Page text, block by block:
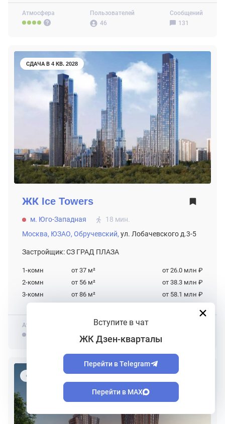
Атмосфера
Пользователей
46
Сообщений
131
СДАЧА В 4 КВ. 2028
Атмосфера Пользователей
ЖК Ice Towers
м. Юго-Западная
18 мин.
Москва, ЮЗАО, Обручевский, ул. Лобачевского д.3-5
Застройщик: СЗ ГРАД ПЛАЗА
1-комн от 37 м²
от 26.0 млн ₽
2-комн
от 56 м²
от 38.3 млн ₽
3-комн
от 86 м² от 58.1 млн ₽
СДАЧА В 4 КВ. 2029
Вступите в чат
ЖК Дзен-кварталы
Перейти в Telegram
Перейти в MAX